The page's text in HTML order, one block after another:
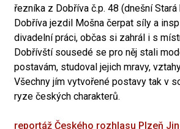
řezníka z Dobříva č.p. 48 (dnešní
Dobříva jezdil Mošna čerpat síly a
divadelní práci, občas si zahrál i s
Dobřívští sousedé se pro něj stali
postavám, studoval jejich mravy,
Všechny jím vytvořené postavy tak v
ryze českých charakterů.
reportáž Českého rozhlasu Plzeň